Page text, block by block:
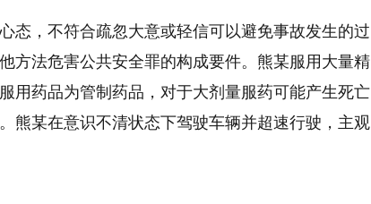
态，不符合疏忽大意或轻信可以避免事故发生的过
方法危害公共安全罪的构成要件。熊某服用大量精
用药品为管制药品，对于大剂量服药可能产生死亡
熊某在意识不清状态下驾驶车辆并超速行驶，主观